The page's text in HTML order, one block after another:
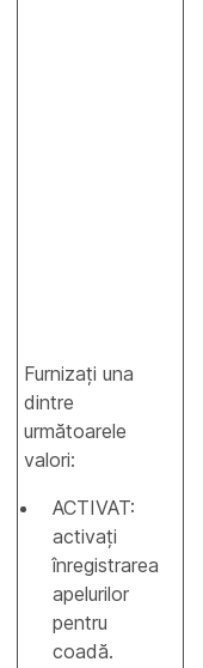
Furnizați una
dintre
următoarele
valori:
ACTIVAT:
activați
înregistrarea
apelurilor
pentru
coadă.